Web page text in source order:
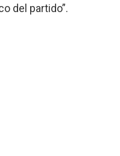
del partido”.